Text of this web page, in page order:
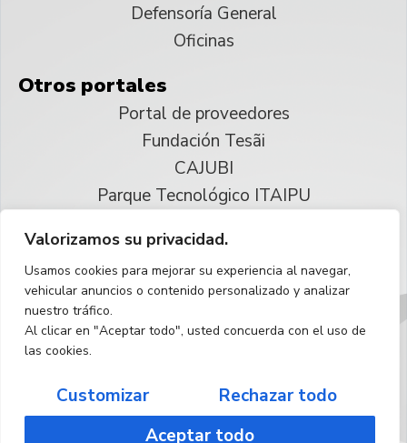
Valorizamos su privacidad.
Usamos cookies para mejorar su experiencia al navegar,
vehicular anuncios o contenido personalizado y analizar
nuestro tráfico.
Al clicar en "Aceptar todo", usted concuerda con el uso de
las cookies.
Customizar
Rechazar todo
Aceptar todo
Defensoría General
Oficinas
Otros portales
Portal de proveedores
Fundación Tesãi
CAJUBI
Parque Tecnológico ITAIPU
Reservados todos los derechos
Español